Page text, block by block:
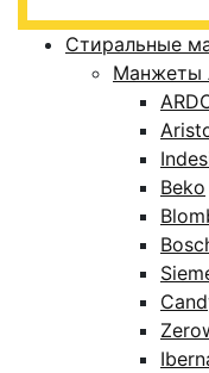
Стиральные
Манжеты
Beko